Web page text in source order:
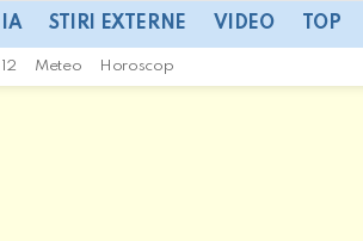
STIRI EXTERNE VIDEO TOP
Meteo Horoscop